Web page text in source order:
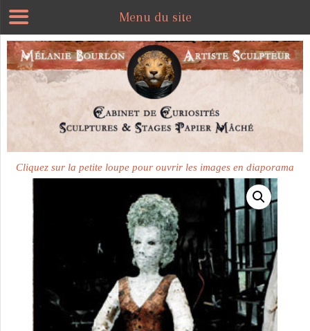
Plus disponible
Cliquez sur la petite loupe pour ouvrir les images en diaporama
Menu du site